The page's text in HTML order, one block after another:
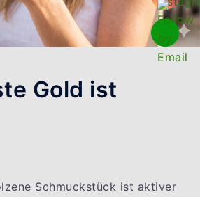
Gold ist
Schmuckstück ist aktiver